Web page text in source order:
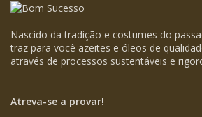
Nascido da tradição e costumes do
traz para você azeites e óleos de
através de processos sustentáveis e
Atreva-se a provar!